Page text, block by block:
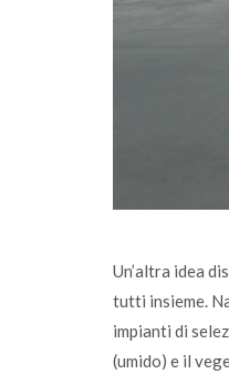
Un’altra idea
tutti insieme.
impianti di
(umido) e il